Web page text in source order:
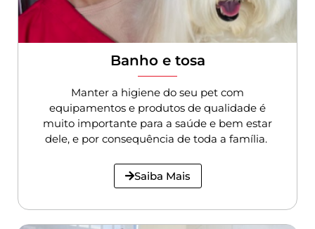
Banho e tosa
Manter a higiene do seu pet com
equipamentos e produtos de qualidade é
muito importante para a saúde e bem estar
dele, e por consequência de toda a família.
Saiba Mais